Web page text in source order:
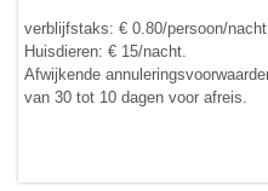
verblijfstaks: € 0.80/persoon/
Huisdieren: € 15/nacht.
Afwijkende
van 30 tot 10 dagen voor afreis.